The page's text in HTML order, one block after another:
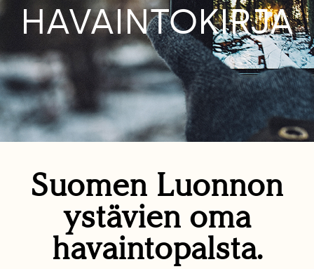
HAVAINTOKIRJA
Suomen Luonnon
ystävien oma
havaintopalsta.